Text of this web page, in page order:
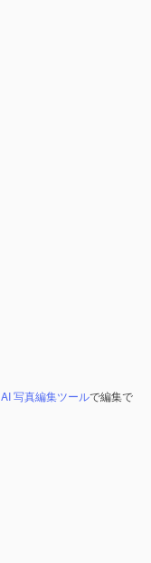
AI 写真編集ツールで編集で